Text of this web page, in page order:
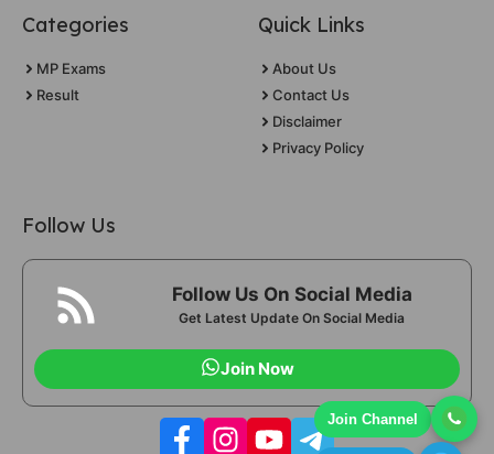
Join Channel
Categories
MP Exams
Result
Quick Links
About Us
Contact Us
Disclaimer
Privacy Policy
Follow Us
Follow Us On Social Media
Get Latest Update On Social Media
Join Now